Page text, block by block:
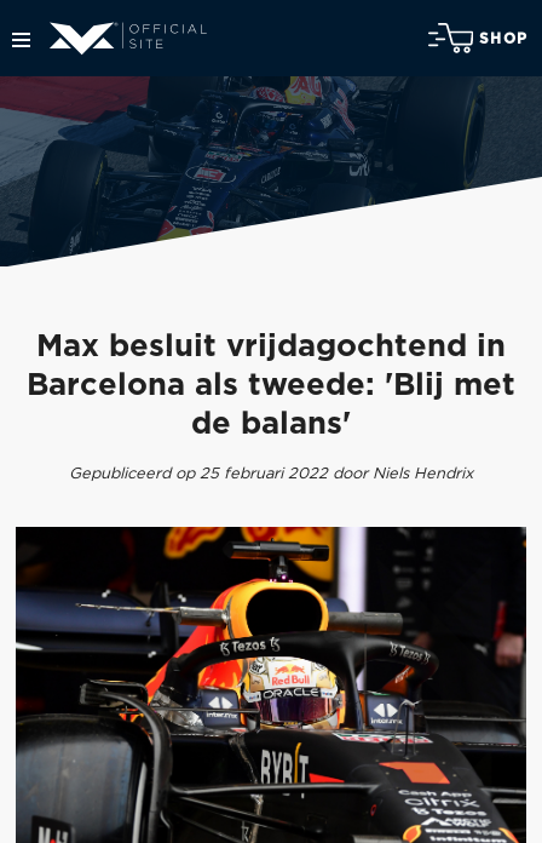
SHOP
Max besluit vrijdagochtend in
Barcelona als tweede: 'Blij met
de balans'
Gepubliceerd op 25 februari 2022 door Niels Hendrix